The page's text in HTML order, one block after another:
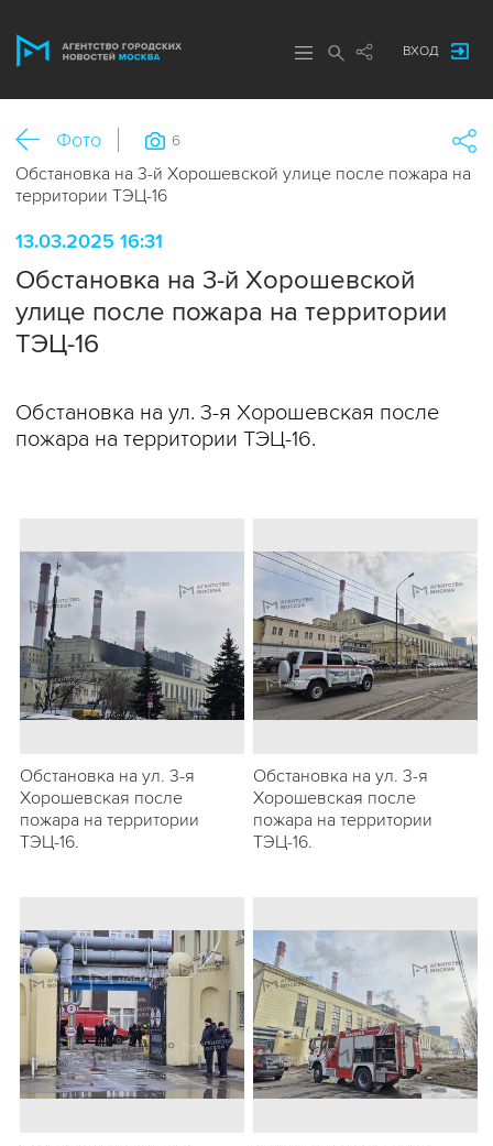
ВХОД
Фото
Обстановка на 3-й Хорошевской улице после пожара на
территории ТЭЦ-16
6
13.03.2025 16:31
Обстановка на 3-й Хорошевской
улице после пожара на территории
ТЭЦ-16
Обстановка на ул. 3-я Хорошевская после
пожара на территории ТЭЦ-16.
Обстановка на ул. 3-я
Хорошевская после
пожара на территории
ТЭЦ-16.
Обстановка на ул. 3-я
Хорошевская после
пожара на территории
ТЭЦ-16.